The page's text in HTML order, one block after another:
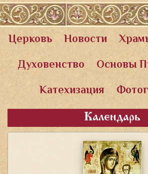
Церковь Новости
Духовенство
Основы
Катехизация
Календарь